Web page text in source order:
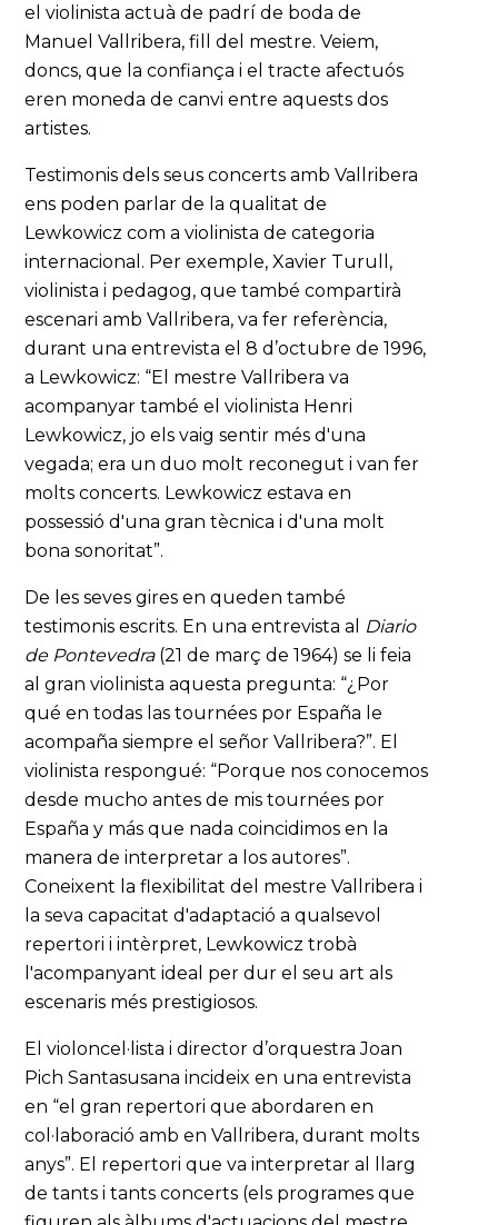
el violinista actuà de padrí de boda de
Manuel Vallribera, fill del mestre. Veiem,
doncs, que la confiança i el tracte afectuós
eren moneda de canvi entre aquests dos
artistes.
Testimonis dels seus concerts amb Vallribera
ens poden parlar de la qualitat de
Lewkowicz com a violinista de categoria
internacional. Per exemple, Xavier Turull,
violinista i pedagog, que també compartirà
escenari amb Vallribera, va fer referència,
durant una entrevista el 8 d’octubre de 1996,
a Lewkowicz: “El mestre Vallribera va
acompanyar també el violinista Henri
Lewkowicz, jo els vaig sentir més d'una
vegada; era un duo molt reconegut i van fer
molts concerts. Lewkowicz estava en
possessió d'una gran tècnica i d'una molt
bona sonoritat”.
De les seves gires en queden també
testimonis escrits. En una entrevista al Diario
de Pontevedra(21 de març de 1964) se li feia
al gran violinista aquesta pregunta: “¿Por
qué en todas las tournées por España le
acompaña siempre el señor Vallribera?”. El
violinista respongué: “Porque nos conocemos
desde mucho antes de mis tournées por
España y más que nada coincidimos en la
manera de interpretar a los autores”.
Coneixent la flexibilitat del mestre Vallribera i
la seva capacitat d'adaptació a qualsevol
repertori i intèrpret, Lewkowicz trobà
l'acompanyant ideal per dur el seu art als
escenaris més prestigiosos.
El violoncel·lista i director d’orquestra Joan
Pich Santasusana incideix en una entrevista
en “el gran repertori que abordaren en
col·laboració amb en Vallribera, durant molts
anys”. El repertori que va interpretar al llarg
de tants i tants concerts (els programes que